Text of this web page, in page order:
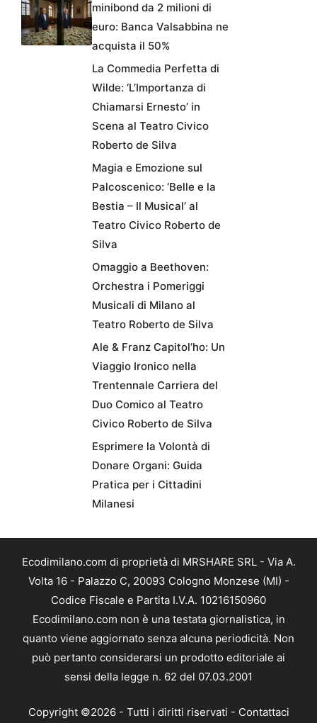
minibond da 2 milioni di
euro: Banca Valsabbina ne
acquista il 50%
La Commedia Perfetta di
Wilde: ‘L’Importanza di
Chiamarsi Ernesto’ in
Scena al Teatro Civico
Roberto de Silva
Magia e Emozione sul
Palcoscenico: ‘Belle e la
Bestia – Il Musical’ al
Teatro Civico Roberto de
Silva
Omaggio a Beethoven:
Orchestra i Pomeriggi
Musicali di Milano al
Teatro Roberto de Silva
Ale & Franz Capitol’ho: Un
Viaggio Ironico nella
Trentennale Carriera del
Duo Comico al Teatro
Civico Roberto de Silva
Esprimere la Volontà di
Donare Organi: Guida
Pratica per i Cittadini
Milanesi
Ecodimilano.com di proprietà di MRSHARE SRL - Via A.
Volta 16 - Palazzo C, 20093 Cologno Monzese (MI) -
Codice Fiscale e Partita I.V.A. 10216150960
Ecodimilano.com non è una testata giornalistica, in
quanto viene aggiornato senza alcuna periodicità. Non
può pertanto considerarsi un prodotto editoriale ai
sensi della legge n. 62 del 07.03.2001
Copyright ©2026 - Tutti i diritti riservati - Contattaci